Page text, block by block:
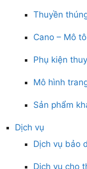
Thuyền
Cano – Mô
Phụ kiện
Mô hình
Sản phẩm
Dịch vụ
Dịch vụ bảo
Dịch vụ cho